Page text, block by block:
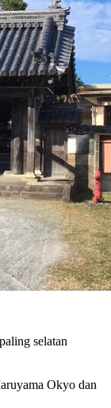
selatan
Okyo dan